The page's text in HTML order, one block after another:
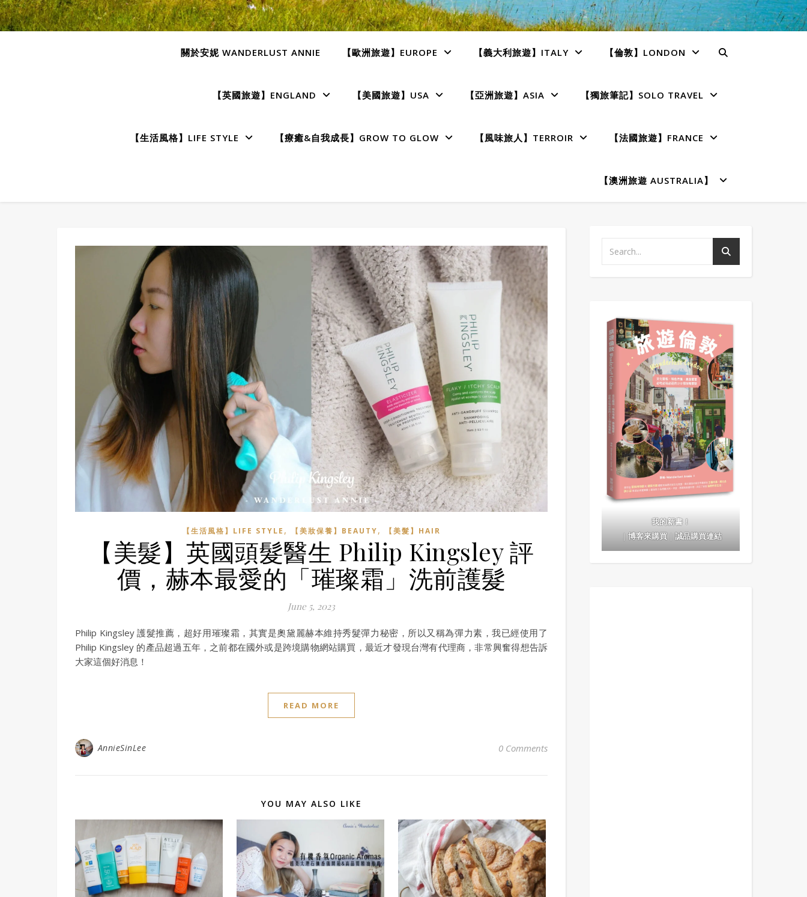
關於安妮 WANDERLUST ANNIE 【歐洲旅遊】EUROPE 【義大利旅遊】ITALY 【倫敦】LONDON
【英國旅遊】ENGLAND 【美國旅遊】USA 【亞洲旅遊】ASIA 【獨旅筆記】SOLO TRAVEL
【生活風格】LIFE STYLE 【療癒&自我成長】GROW TO GLOW 【風味旅人】TERROIR 【法國旅遊】FRANCE
【澳洲旅遊 AUSTRALIA】
【生活風格】LIFE STYLE , 【美妝保養】BEAUTY, 【美髮】HAIR
【美髮】英國頭髮醫生 Philip Kingsley 評
價，赫本最愛的「璀璨霜」洗前護髮
June 5, 2023
Philip Kingsley 護髮推薦，超好用璀璨霜，其實是奧黛麗赫本維持秀髮彈力秘密，所以又稱為彈力素，我已經使用了
Philip Kingsley 的產品超過五年，之前都在國外或是跨境購物網站購買，最近才發現台灣有代理商，非常興奮得想告訴
大家這個好消息！
READ MORE
AnnieSinLee 0 Comments
YOU MAY ALSO LIKE
我的新書！
｜博客來購買｜誠品購買連結